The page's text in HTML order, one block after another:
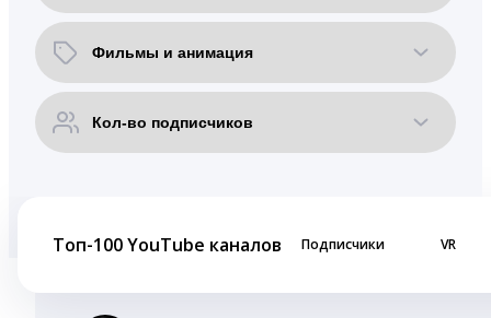
Топ-100 YouTube каналов Подписчики VR